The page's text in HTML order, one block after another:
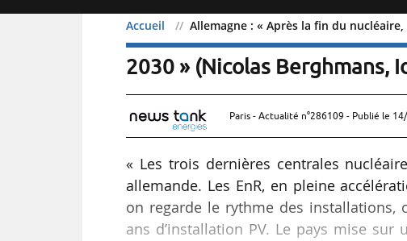
Accueil Allemagne : « Après la fin du nucléaire,
Allemagne : « Après la fin du
2030 » (Nicolas Berghmans,
Paris - Actualité n°286109 - Publié le
« Les trois dernières centrales
allemande. Les EnR, en pleine
on regarde le rythme des installations,
ans d’installation PV. Le pays mise